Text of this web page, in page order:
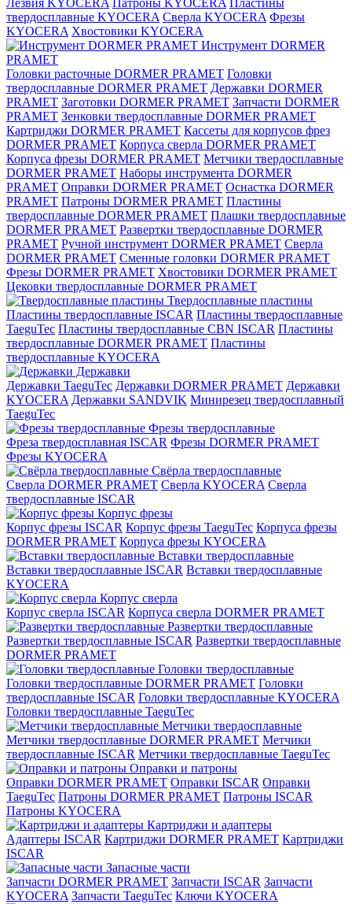
Лезвия KYOCERA Патроны KYOCERA
Пластины
твердосплавные KYOCERA Сверла KYOCERA Фрезы
KYOCERA Хвостовики KYOCERA
Инструмент DORMER
PRAMET
Головки расточные DORMER PRAMET Головки
твердосплавные DORMER PRAMET Державки DORMER
PRAMET Заготовки DORMER PRAMET Запчасти DORMER
PRAMET Зенковки твердосплавные DORMER PRAMET
Картриджи DORMER PRAMET Кассеты для корпусов фрез
DORMER PRAMET Корпуса сверла DORMER PRAMET
Корпуса фрезы DORMER PRAMET Метчики твердосплавные
DORMER PRAMET Наборы инструмента DORMER
PRAMET Оправки DORMER PRAMET Оснастка DORMER
PRAMET Патроны DORMER PRAMET Пластины
твердосплавные DORMER PRAMET Плашки твердосплавные
DORMER PRAMET Развертки твердосплавные DORMER
PRAMET Ручной инструмент DORMER PRAMET Сверла
DORMER PRAMET Сменные головки DORMER PRAMET
Фрезы DORMER PRAMET Хвостовики DORMER PRAMET
Цековки твердосплавные DORMER PRAMET
Твердосплавные пластины
Пластины твердосплавные ISCAR Пластины твердосплавные
TaeguTec Пластины твердосплавные CBN ISCAR Пластины
твердосплавные DORMER PRAMET Пластины
твердосплавные KYOCERA
Державки
Державки TaeguTec Державки DORMER PRAMET Державки
KYOCERA Державки SANDVIK Минирезец твердосплавный
TaeguTec
Фрезы твердосплавные
Фреза твердосплавная ISCAR Фрезы DORMER PRAMET
Фрезы KYOCERA
Свёрла твердосплавные
Сверла DORMER PRAMET Сверла KYOCERA Сверла
твердосплавные ISCAR
Корпус фрезы
Корпус фрезы ISCAR Корпус фрезы TaeguTec Корпуса фрезы
DORMER PRAMET Корпуса фрезы KYOCERA
Вставки твердосплавные
Вставки твердосплавные ISCAR Вставки твердосплавные
KYOCERA
Корпус сверла
Корпус сверла ISCAR Корпуса сверла DORMER PRAMET
Развертки твердосплавные
Развертки твердосплавные ISCAR Развертки твердосплавные
DORMER PRAMET
Головки твердосплавные
Головки твердосплавные DORMER PRAMET Головки
твердосплавные ISCAR Головки твердосплавные KYOCERA
Головки твердосплавные TaeguTec
Метчики твердосплавные
Метчики твердосплавные DORMER PRAMET Метчики
твердосплавные ISCAR Метчики твердосплавные TaeguTec
Оправки и патроны
Оправки DORMER PRAMET Оправки ISCAR Оправки
TaeguTec Патроны DORMER PRAMET Патроны ISCAR
Патроны KYOCERA
Картриджи и адаптеры
Адаптеры ISCAR Картриджи DORMER PRAMET Картриджи
ISCAR
Запасные части
Запчасти DORMER PRAMET Запчасти ISCAR Запчасти
KYOCERA Запчасти TaeguTec Ключи KYOCERA